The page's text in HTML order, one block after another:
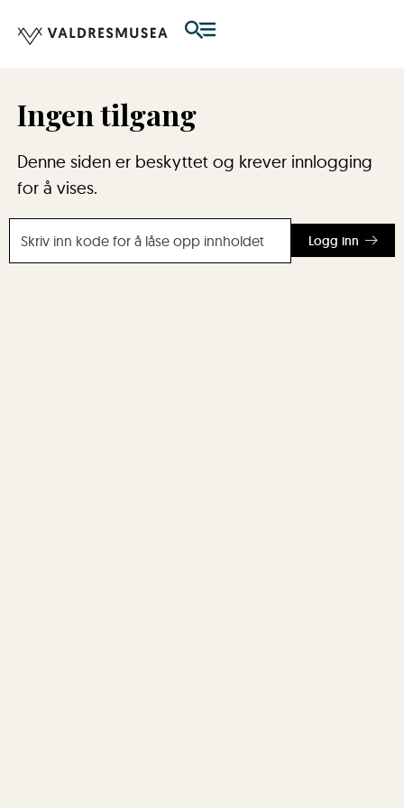
Ingen tilgang
Denne siden er beskyttet og krever innlogging
for å vises.
Logg inn